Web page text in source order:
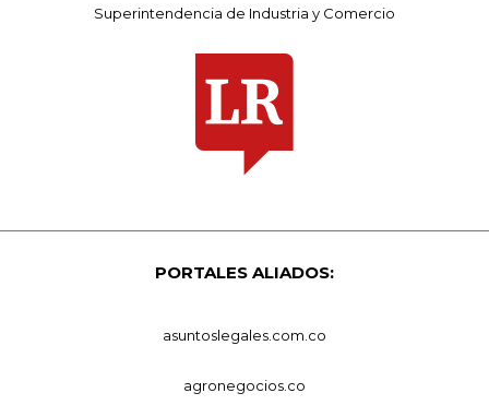
Superintendencia de Industria y Comercio
PORTALES ALIADOS:
asuntoslegales.com.co
agronegocios.co